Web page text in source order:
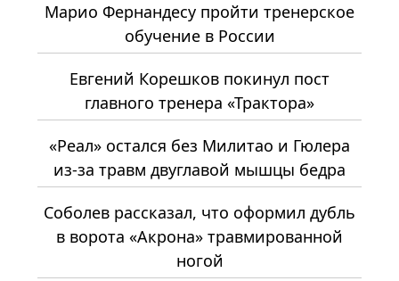
Марио Фернандесу пройти тренерское
обучение в России
Евгений Корешков покинул пост
главного тренера «Трактора»
«Реал» остался без Милитао и Гюлера
из-за травм двуглавой мышцы бедра
Соболев рассказал, что оформил дубль
в ворота «Акрона» травмированной
ногой